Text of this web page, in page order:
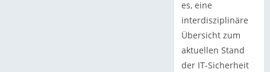
es, eine
interdisziplinäre
Übersicht zum
aktuellen Stand
der IT-Sicherheit